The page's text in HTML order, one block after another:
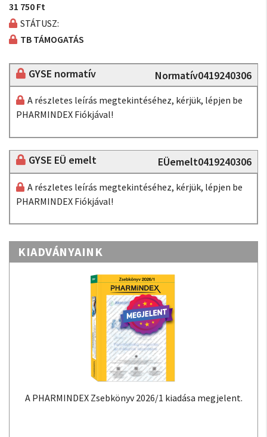
31 750 Ft
STÁTUSZ:
TB TÁMOGATÁS
GYSE normatív Normatív0419240306
A részletes leírás megtekintéséhez, kérjük, lépjen be
PHARMINDEX Fiókjával!
GYSE EÜ emelt EÜemelt0419240306
A részletes leírás megtekintéséhez, kérjük, lépjen be
PHARMINDEX Fiókjával!
KIADVÁNYAINK
A PHARMINDEX Zsebkönyv 2026/1 kiadása megjelent.